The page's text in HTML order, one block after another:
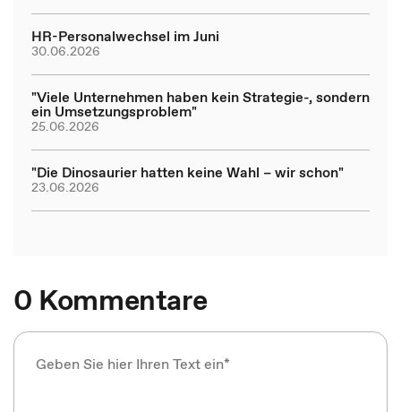
HR-Personalwechsel im Juni
30.06.2026
"Viele Unternehmen haben kein Strategie-, sondern
ein Umsetzungsproblem"
25.06.2026
"Die Dinosaurier hatten keine Wahl – wir schon"
23.06.2026
0 Kommentare